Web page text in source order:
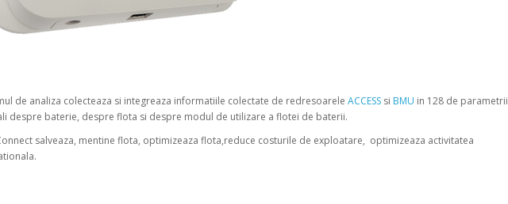
de analiza colecteaza si integreaza informatiile colectate de redresoarele ACCESSsi BMU in 128 de parametrii
despre baterie, despre flota si despre modul de utilizare a flotei de baterii.
salveaza, mentine flota, optimizeaza flota,reduce costurile de exploatare, optimizeaza activitatea